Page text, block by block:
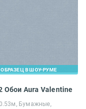
ОБРАЗЕЦ В ШОУ-РУМЕ
Обои Aura Valentine
Бумажные,